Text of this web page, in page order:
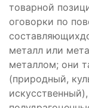
товарной
оговорки по
металл или
металлом; они
(природный,